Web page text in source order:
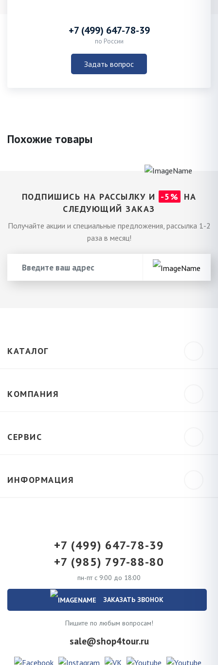
+7 (499) 647-78-39
по России
Задать вопрос
Похожие товары
ПОДПИШИСЬ НА РАССЫЛКУ И -5%
НА
СЛЕДУЮЩИЙ ЗАКАЗ
Получайте акции и специальные предложения, рассылка 1-2
раза в месяц!
КАТАЛОГ
КОМПАНИЯ
СЕРВИС
ИНФОРМАЦИЯ
+7 (499) 647-78-39
+7 (985) 797-88-80
пн-пт с 9:00 до 18:00
ЗАКАЗАТЬ ЗВОНОК
Пишите по любым вопросам!
sale@shop4tour.ru